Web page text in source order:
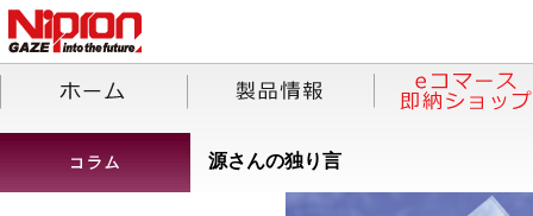
源さんの独り言